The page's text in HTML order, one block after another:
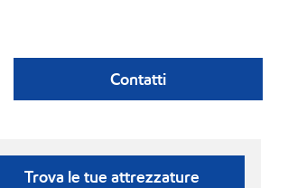
Contatti
Trova le tue attrezzature